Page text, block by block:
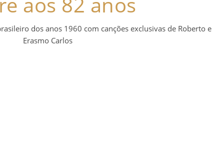
dos anos 1960 com canções exclusivas de Roberto e
Erasmo Carlos